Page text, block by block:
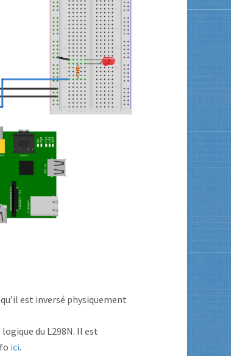
est inversé physiquement
du L298N. Il est
ici.